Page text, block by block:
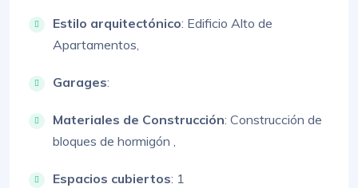
Estilo arquitectónico: Edificio Alto de
Apartamentos,
Garages:
Materiales de Construcción: Construcción de
bloques de hormigón ,
Espacios cubiertos: 1